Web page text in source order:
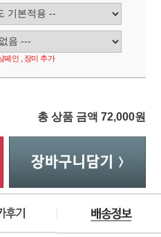
페인 , 장미 추가
총 상품 금액 72,000원